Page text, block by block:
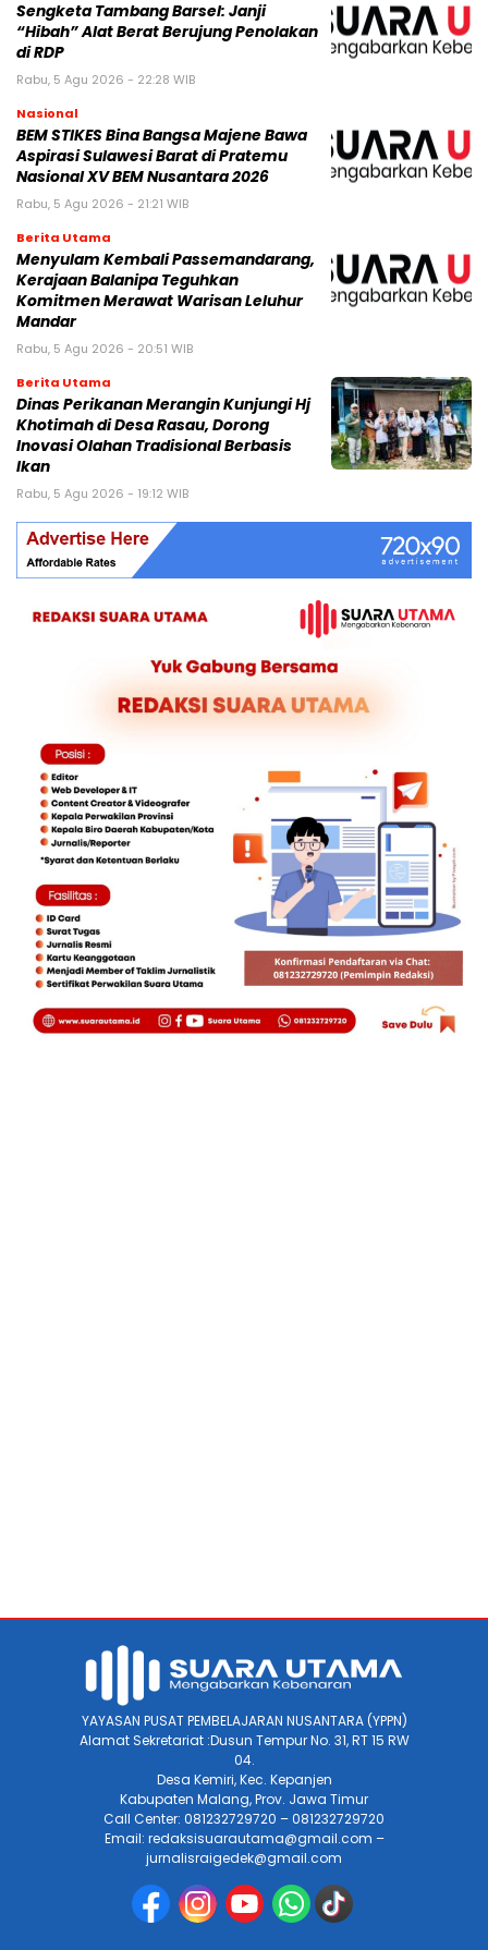
Sengketa Tambang Barsel: Janji
“Hibah” Alat Berat Berujung Penolakan
di RDP
Rabu, 5 Agu 2026 - 22:28 WIB
Nasional
BEM STIKES Bina Bangsa Majene Bawa
Aspirasi Sulawesi Barat di Pratemu
Nasional XV BEM Nusantara 2026
Rabu, 5 Agu 2026 - 21:21 WIB
Berita Utama
Menyulam Kembali Passemandarang,
Kerajaan Balanipa Teguhkan
Komitmen Merawat Warisan Leluhur
Mandar
Rabu, 5 Agu 2026 - 20:51 WIB
Berita Utama
Dinas Perikanan Merangin Kunjungi Hj
Khotimah di Desa Rasau, Dorong
Inovasi Olahan Tradisional Berbasis
Ikan
Rabu, 5 Agu 2026 - 19:12 WIB
YAYASAN PUSAT PEMBELAJARAN NUSANTARA (YPPN)
Alamat Sekretariat :Dusun Tempur No. 31, RT 15 RW
04.
Desa Kemiri, Kec. Kepanjen
Kabupaten Malang, Prov. Jawa Timur
Call Center: 081232729720 – 081232729720
Email: redaksisuarautama@gmail.com –
jurnalisraigedek@gmail.com